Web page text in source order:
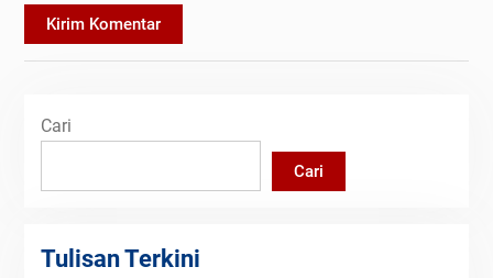
Cari
Cari
Tulisan Terkini